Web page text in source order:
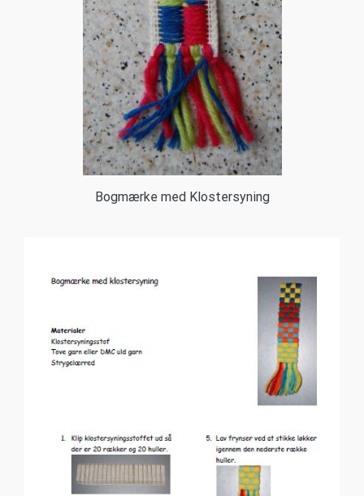
Bogmærke med Klostersyning